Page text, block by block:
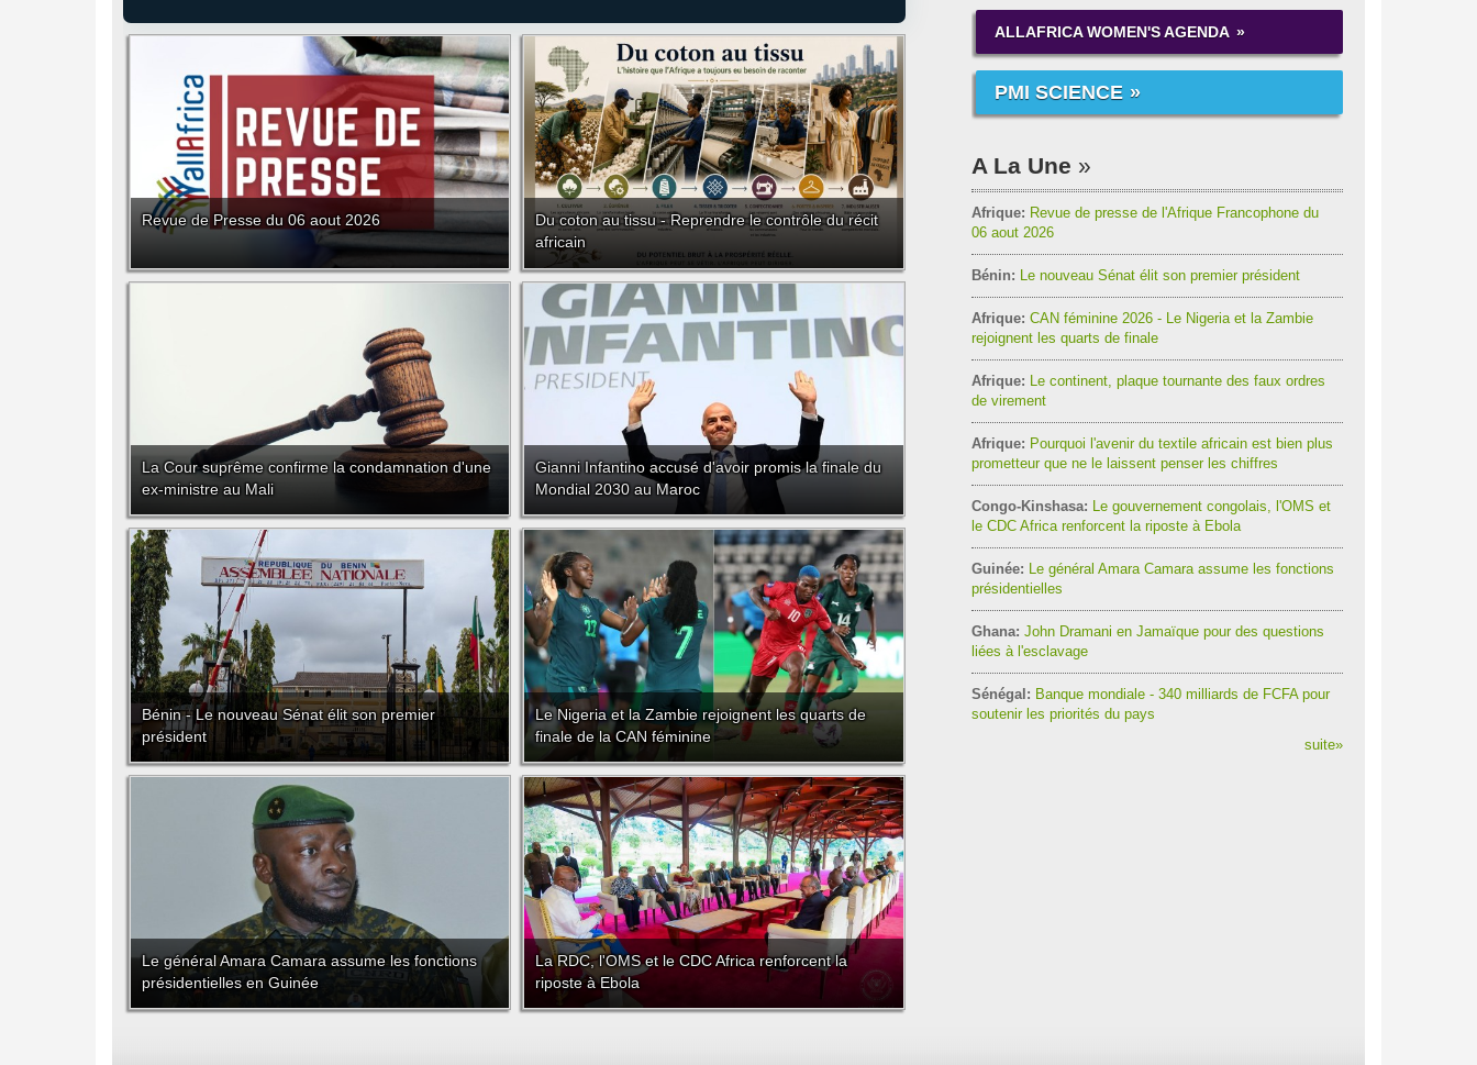
Revue de Presse du 06 aout 2026
Du coton au tissu - Reprendre le contrôle du récit
africain
La Cour suprême confirme la condamnation d'une
ex-ministre au Mali
Gianni Infantino accusé d'avoir promis la finale du
Mondial 2030 au Maroc
Bénin - Le nouveau Sénat élit son premier
président
Le Nigeria et la Zambie rejoignent les quarts de
finale de la CAN féminine
Le général Amara Camara assume les fonctions
présidentielles en Guinée
La RDC, l'OMS et le CDC Africa renforcent la
riposte à Ebola
ALLAFRICA WOMEN'S AGENDA
PMI SCIENCE
A La Une
Afrique: Revue de presse de l'Afrique Francophone du
06 aout 2026
Bénin: Le nouveau Sénat élit son premier président
Afrique: CAN féminine 2026 - Le Nigeria et la Zambie
rejoignent les quarts de finale
Afrique: Le continent, plaque tournante des faux ordres
de virement
Afrique: Pourquoi l'avenir du textile africain est bien plus
prometteur que ne le laissent penser les chiffres
Congo-Kinshasa: Le gouvernement congolais, l'OMS et
le CDC Africa renforcent la riposte à Ebola
Guinée: Le général Amara Camara assume les fonctions
présidentielles
Ghana: John Dramani en Jamaïque pour des questions
liées à l'esclavage
Sénégal: Banque mondiale - 340 milliards de FCFA pour
soutenir les priorités du pays
suite»